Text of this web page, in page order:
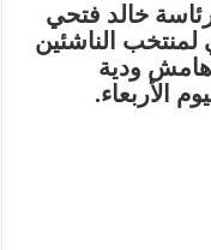
خالد فتحي
الناشئين
هامش ودية
الأربعاء.